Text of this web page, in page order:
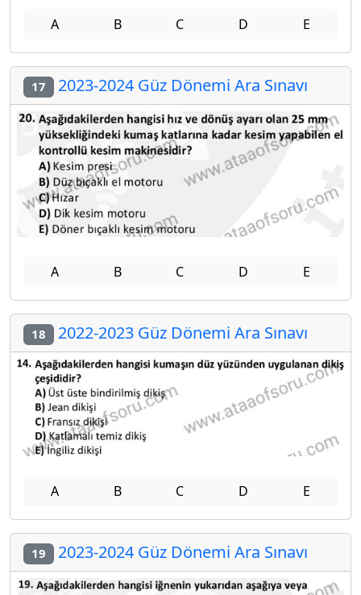
A B C D E
17 2023-2024 Güz Dönemi Ara Sınavı
A B C D E
18 2022-2023 Güz Dönemi Ara Sınavı
A B C D E
19 2023-2024 Güz Dönemi Ara Sınavı